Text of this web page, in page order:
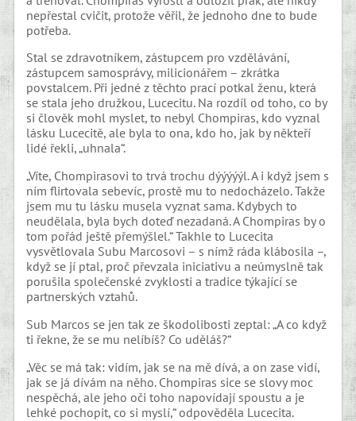
nepřestal cvičit, protože věřil, že jednoho dne to bude
potřeba.
Stal se zdravotníkem, zástupcem pro vzdělávání,
zástupcem samosprávy, milicionářem – zkrátka
povstalcem. Při jedné z těchto prací potkal ženu, která
se stala jeho družkou, Lucecitu. Na rozdíl od toho, co by
si člověk mohl myslet, to nebyl Chompiras, kdo vyznal
lásku Lucecitě, ale byla to ona, kdo ho, jak by někteří
lidé řekli, „uhnala“.
„Víte, Chompirasovi to trvá trochu dýýýýýl. A i když jsem s
ním flirtovala sebevíc, prostě mu to nedocházelo. Takže
jsem mu tu lásku musela vyznat sama. Kdybych to
neudělala, byla bych doteď nezadaná. A Chompiras by o
tom pořád ještě přemýšlel.“ Takhle to Lucecita
vysvětlovala Subu Marcosovi – s nímž ráda klábosila –,
když se jí ptal, proč převzala iniciativu a neúmyslně tak
porušila společenské zvyklosti a tradice týkající se
partnerských vztahů.
Sub Marcos se jen tak ze škodolibosti zeptal: „A co když
ti řekne, že se mu nelíbíš? Co uděláš?“
„Věc se má tak: vidím, jak se na mě dívá, a on zase vidí,
jak se já dívám na něho. Chompiras sice se slovy moc
nespěchá, ale jeho oči toho napovídají spoustu a je
lehké pochopit, co si myslí,“ odpověděla Lucecita.